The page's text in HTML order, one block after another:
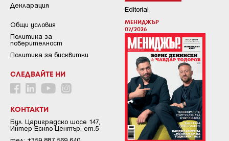
Editorial
МЕНИДЖЪР
07/2026
Декларация
Общи условия
Пoлитикa зa
пoвepитeлнocт
Политика за бисквитки
СЛЕДВАЙТЕ НИ
КОНТАКТИ
Бул. Цариградско шосе 147,
Интер Ескпо Център, ет.5